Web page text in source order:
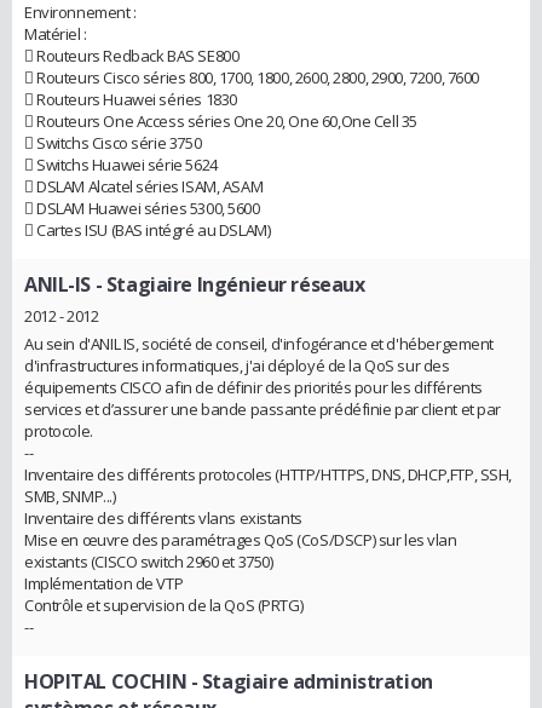
Environnement :
Matériel :
 Routeurs Redback BAS SE800
 Routeurs Cisco séries 800, 1700, 1800, 2600, 2800, 2900, 7200, 7600
 Routeurs Huawei séries 1830
 Routeurs One Access séries One 20, One 60,One Cell 35
 Switchs Cisco série 3750
 Switchs Huawei série 5624
 DSLAM Alcatel séries ISAM, ASAM
 DSLAM Huawei séries 5300, 5600
 Cartes ISU (BAS intégré au DSLAM)
ANIL-IS - Stagiaire Ingénieur réseaux
2012 - 2012
Au sein d'ANIL IS, société de conseil, d'infogérance et d'hébergement
d'infrastructures informatiques, j'ai déployé de la QoS sur des
équipements CISCO afin de définir des priorités pour les différents
services et d’assurer une bande passante prédéfinie par client et par
protocole.
--
Inventaire des différents protocoles (HTTP/HTTPS, DNS, DHCP,FTP, SSH,
SMB, SNMP...)
Inventaire des différents vlans existants
Mise en œuvre des paramétrages QoS (CoS/DSCP) sur les vlan
existants (CISCO switch 2960 et 3750)
Implémentation de VTP
Contrôle et supervision de la QoS (PRTG)
--
HOPITAL COCHIN - Stagiaire administration